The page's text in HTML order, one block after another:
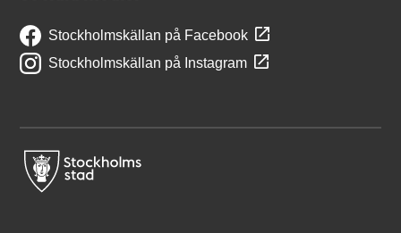
Stockholmskällan på Facebook
Stockholmskällan på Instagram